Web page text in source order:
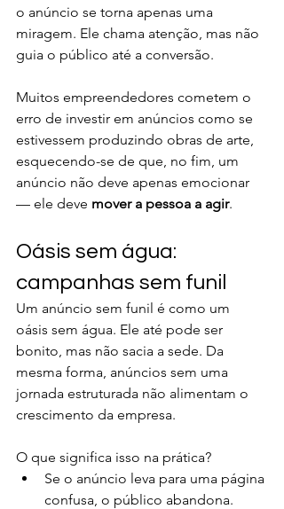
o anúncio se torna apenas uma
miragem. Ele chama atenção, mas não
guia o público até a conversão.
Muitos empreendedores cometem o
erro de investir em anúncios como se
estivessem produzindo obras de arte,
esquecendo-se de que, no fim, um
anúncio não deve apenas emocionar
— ele deve mover a pessoa a agir.
Oásis sem água:
campanhas sem funil
Um anúncio sem funil é como um
oásis sem água. Ele até pode ser
bonito, mas não sacia a sede. Da
mesma forma, anúncios sem uma
jornada estruturada não alimentam o
crescimento da empresa.
O que significa isso na prática?
Se o anúncio leva para uma página
confusa, o público abandona.